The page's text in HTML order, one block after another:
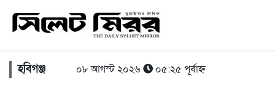
হবিগঞ্জ ০৮ আগস্ট ২০২৬ ০৫:২৫ পূর্বাহ্ন